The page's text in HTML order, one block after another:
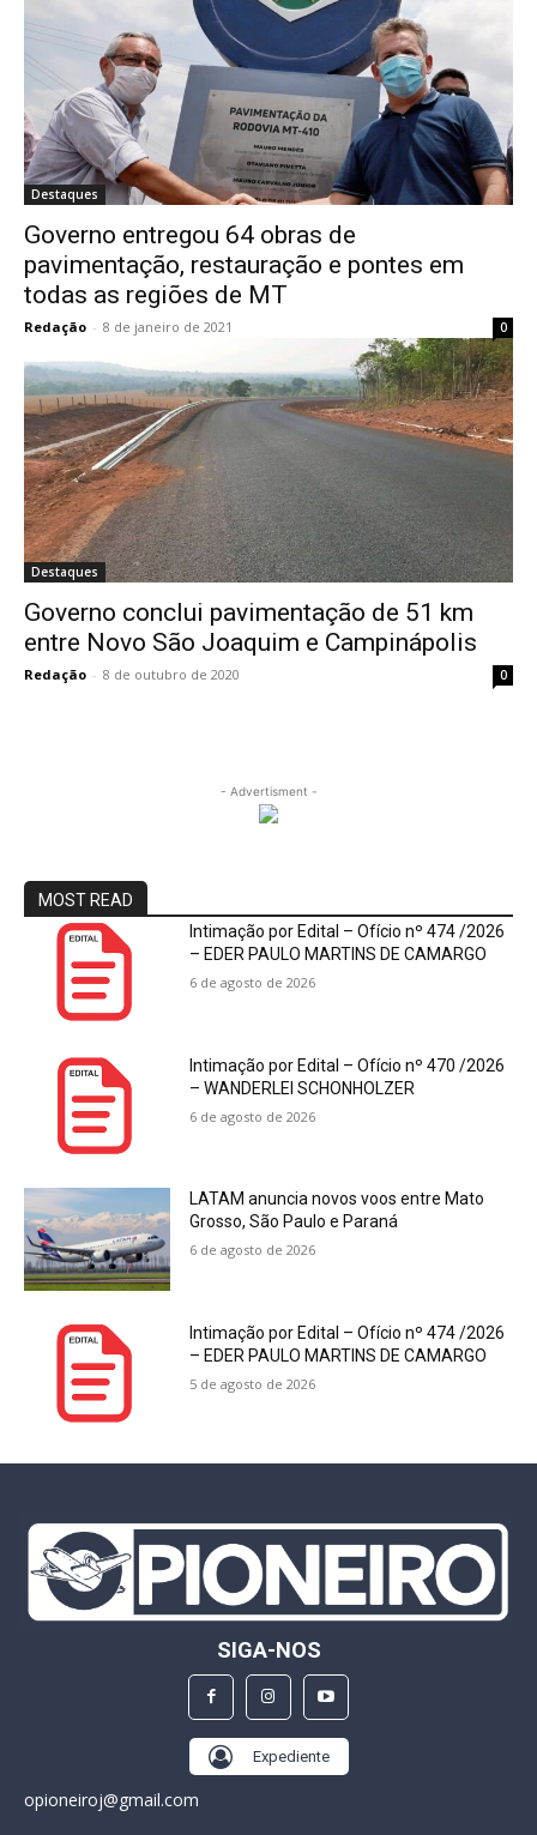
Destaques
Governo entregou 64 obras de
pavimentação, restauração e pontes em
todas as regiões de MT
Redação - 8 de janeiro de 2021 0
Destaques
Governo conclui pavimentação de 51 km
entre Novo São Joaquim e Campinápolis
Redação - 8 de outubro de 2020 0
- Advertisment -
MOST READ
Intimação por Edital – Ofício nº 474 /2026
– EDER PAULO MARTINS DE CAMARGO
6 de agosto de 2026
Intimação por Edital – Ofício nº 470 /2026
– WANDERLEI SCHONHOLZER
6 de agosto de 2026
LATAM anuncia novos voos entre Mato
Grosso, São Paulo e Paraná
6 de agosto de 2026
Intimação por Edital – Ofício nº 474 /2026
– EDER PAULO MARTINS DE CAMARGO
5 de agosto de 2026
SIGA-NOS
Expediente
opioneiroj@gmail.com